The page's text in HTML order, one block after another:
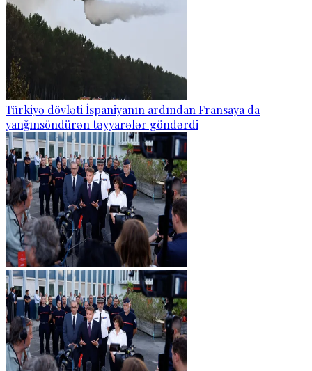
Türkiyə dövləti İspaniyanın ardından Fransaya da
yanğınsöndürən təyyarələr göndərdi